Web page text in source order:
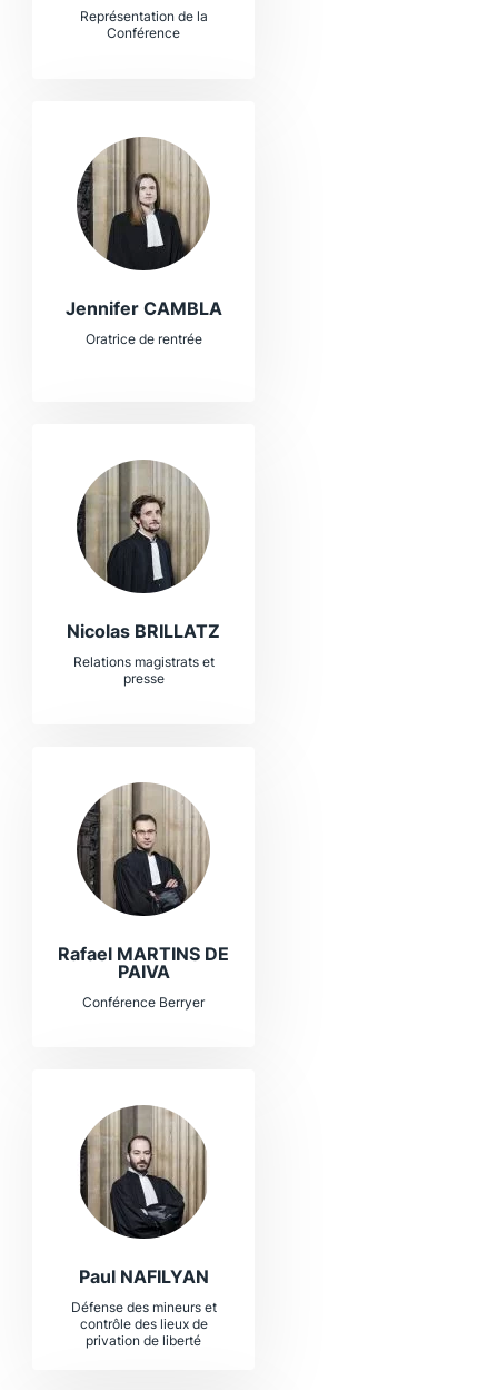
Représentation de la
Conférence
Jennifer CAMBLA
Oratrice de rentrée
Nicolas BRILLATZ
Relations magistrats et
presse
Rafael MARTINS DE
PAIVA
Conférence Berryer
Paul NAFILYAN
Défense des mineurs et
contrôle des lieux de
privation de liberté